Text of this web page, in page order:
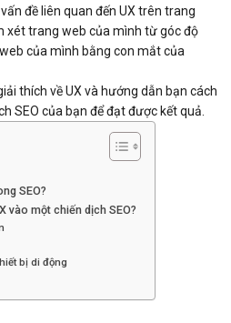
đề liên quan đến UX trên trang
xét trang web của mình từ góc độ
của mình bằng con mắt của
thích về UX và hướng dẫn bạn cách
SEO của bạn để đạt được kết quả.
SEO?
vào một chiến dịch SEO?
bị di động